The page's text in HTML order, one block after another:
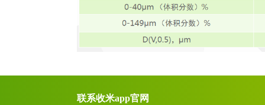
联系收米app官网